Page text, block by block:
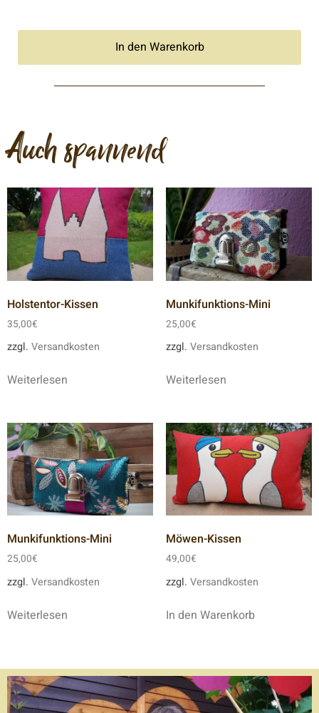
In den Warenkorb
Auch spannend
Holstentor-Kissen
35,00€
zzgl. Versandkosten
Weiterlesen
Munkifunktions-Mini
25,00€
zzgl. Versandkosten
Weiterlesen
Munkifunktions-Mini
25,00€
zzgl. Versandkosten
Weiterlesen
Möwen-Kissen
49,00€
zzgl. Versandkosten
In den Warenkorb